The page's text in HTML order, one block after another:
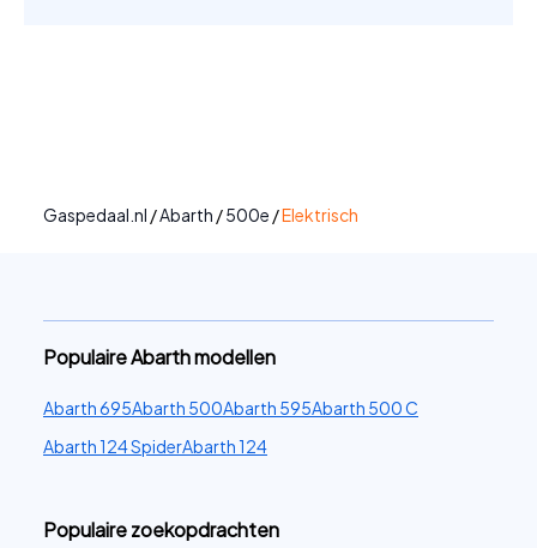
Gaspedaal.nl /Abarth /500e /Elektrisch
Populaire Abarth modellen
Abarth 695Abarth 500Abarth 595Abarth 500 C
Abarth 124 SpiderAbarth 124
Populaire zoekopdrachten